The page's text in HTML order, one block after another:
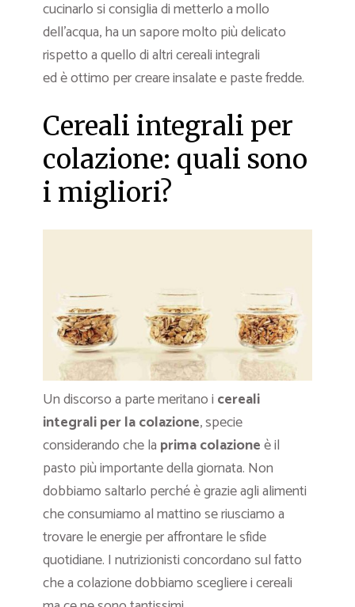
cucinarlo si consiglia di metterlo a mollo
dell’acqua, ha un sapore molto più delicato
rispetto a quello di altri cereali integrali
ed è ottimo per creare insalate e paste fredde.
Cereali integrali per
colazione: quali sono
i migliori?
Un discorso a parte meritano i cereali
integrali per la colazione, specie
considerando che la prima colazioneè il
pasto più importante della giornata. Non
dobbiamo saltarlo perché è grazie agli alimenti
che consumiamo al mattino se riusciamo a
trovare le energie per affrontare le sfide
quotidiane. I nutrizionisti concordano sul fatto
che a colazione dobbiamo scegliere i cereali